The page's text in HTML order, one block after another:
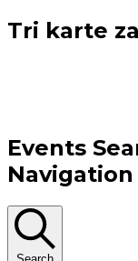
Tri karte
Events
Navigation